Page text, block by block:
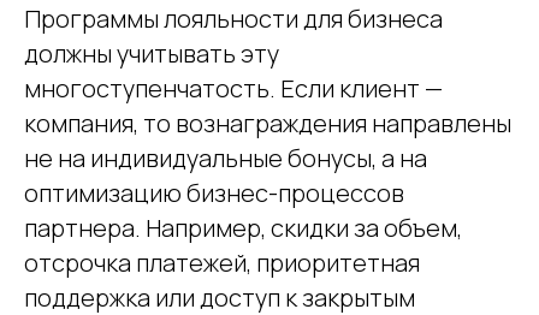
Программы лояльности для бизнеса
должны учитывать эту
многоступенчатость. Если клиент —
компания, то вознаграждения направлены
не на индивидуальные бонусы, а на
оптимизацию бизнес-процессов
партнера. Например, скидки за объем,
отсрочка платежей, приоритетная
поддержка или доступ к закрытым